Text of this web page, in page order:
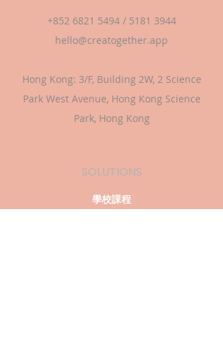
+852 6821 5494/ 5181 3944
hello@creatogether.app
Hong Kong: 3/F, Building 2W, 2 Science
Park West Avenue, Hong Kong Science
Park, Hong Kong
SOLUTIONS
學校課程